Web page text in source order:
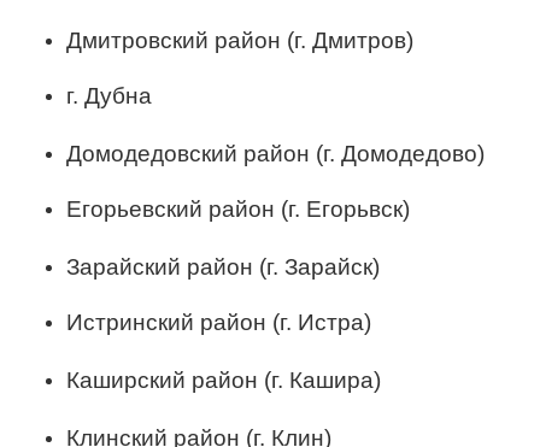
Дмитровский район (г. Дмитров)
г. Дубна
Домодедовский район (г. Домодедово)
Егорьевский район (г. Егорьвск)
Зарайский район (г. Зарайск)
Истринский район (г. Истра)
Каширский район (г. Кашира)
Клинский район (г. Клин)